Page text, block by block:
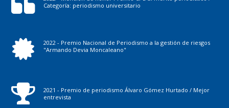
Categoría: periodismo universitario
2022 - Premio Nacional de Periodismo a la gestión de riesgos
"Armando Devia Moncaleano"
2021 - Premio de periodismo Álvaro Gómez Hurtado / Mejor
entrevista